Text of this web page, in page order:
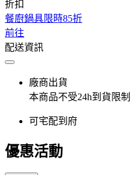
折扣
餐廚鍋具限時85折
前往
配送資訊
廠商出貨
本商品不受24h到貨限制
可宅配到府
優惠活動